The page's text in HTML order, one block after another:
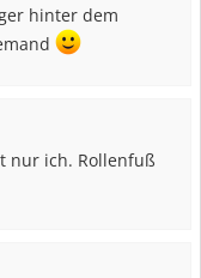
hinter dem
nur ich. Rollenfuß